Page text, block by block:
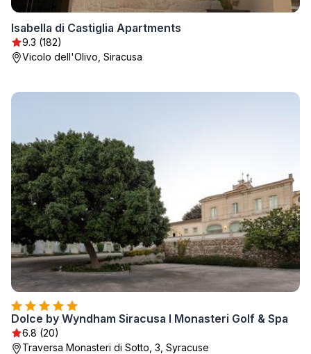
Isabella di Castiglia Apartments
9.3 (182)
Vicolo dell'Olivo, Siracusa
Dolce by Wyndham Siracusa I Monasteri Golf & Spa
6.8 (20)
Traversa Monasteri di Sotto, 3, Syracuse